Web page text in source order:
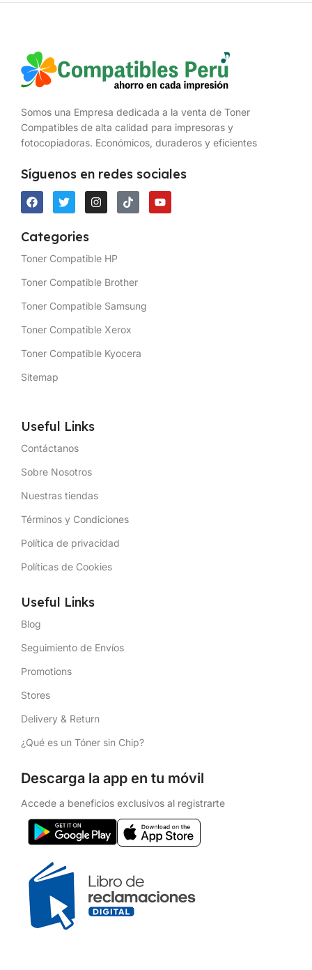
Somos una Empresa dedicada a la venta de Toner
Compatibles de alta calidad para impresoras y
fotocopiadoras. Económicos, duraderos y eficientes
Síguenos en redes sociales
Categories
Toner Compatible HP
Toner Compatible Brother
Toner Compatible Samsung
Toner Compatible Xerox
Toner Compatible Kyocera
Sitemap
Useful Links
Contáctanos
Sobre Nosotros
Nuestras tiendas
Términos y Condiciones
Política de privacidad
Políticas de Cookies
Useful Links
Blog
Seguimiento de Envíos
Promotions
Stores
Delivery & Return
¿Qué es un Tóner sin Chip?
Descarga la app en tu móvil
Accede a beneficios exclusivos al registrarte